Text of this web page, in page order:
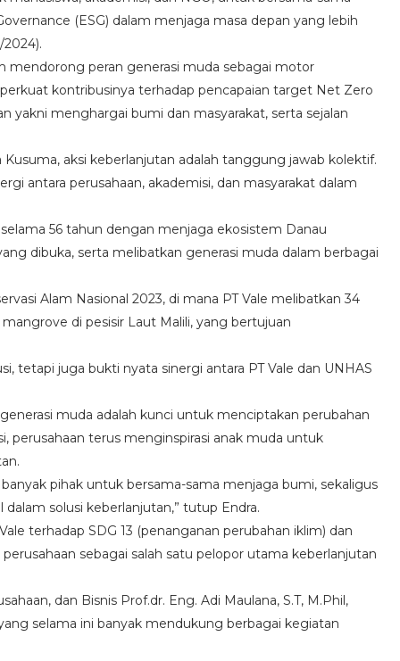
(ESG) dalam menjaga masa depan yang lebih
mendorong peran generasi muda sebagai motor
kontribusinya terhadap pencapaian target Net Zero
yakni menghargai bumi dan masyarakat, serta sejalan
aksi keberlanjutan adalah tanggung jawab kolektif.
antara perusahaan, akademisi, dan masyarakat dalam
56 tahun dengan menjaga ekosistem Danau
dibuka, serta melibatkan generasi muda dalam berbagai
Alam Nasional 2023, di mana PT Vale melibatkan 34
di pesisir Laut Malili, yang bertujuan
tetapi juga bukti nyata sinergi antara PT Vale dan UNHAS
muda adalah kunci untuk menciptakan perubahan
perusahaan terus menginspirasi anak muda untuk
pihak untuk bersama-sama menjaga bumi, sekaligus
solusi keberlanjutan,” tutup Endra.
terhadap SDG 13 (penanganan perubahan iklim) dan
sebagai salah satu pelopor utama keberlanjutan
dan Bisnis Prof.dr. Eng. Adi Maulana, S.T, M.Phil,
selama ini banyak mendukung berbagai kegiatan